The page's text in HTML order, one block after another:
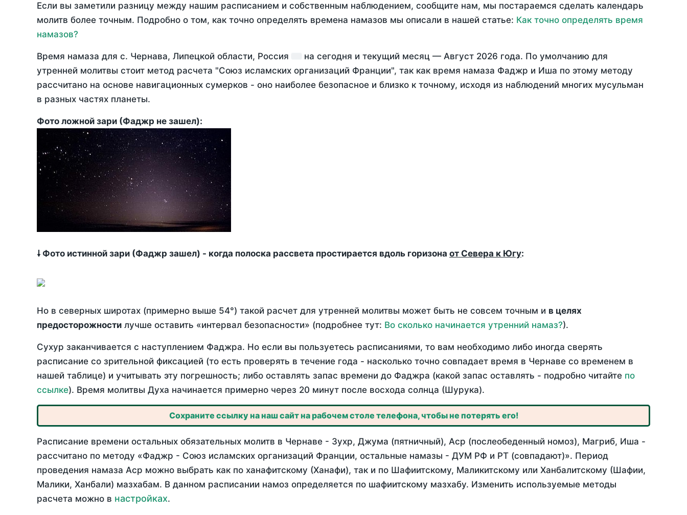
Если вы заметили разницу между нашим расписанием и собственным наблюдением, сообщите нам, мы постараемся сделать календарь
молитв более точным. Подробно о том, как точно определять времена намазов мы описали в нашей статье: Как точно определять время
намазов?
Время намаза для с. Чернава, Липецкой области, Россия на сегодня и текущий месяц — Август 2026 года. По умолчанию для
утренней молитвы стоит метод расчета "Союз исламских организаций Франции", так как время намаза Фаджр и Иша по этому методу
рассчитано на основе навигационных сумерков - оно наиболее безопасное и близко к точному, исходя из наблюдений многих мусульман
в разных частях планеты.
Фото ложной зари (Фаджр не зашел):
🠗 Фото истинной зари (Фаджр зашел) - когда полоска рассвета простирается вдоль горизона от Севера к Югу:
Но в северных широтах (примерно выше 54°) такой расчет для утренней молитвы может быть не совсем точным и в целях
предосторожности лучше оставить «интервал безопасности» (подробнее тут: Во сколько начинается утренний намаз?).
Сухур заканчивается с наступлением Фаджра. Но если вы пользуетесь расписаниями, то вам необходимо либо иногда сверять
расписание со зрительной фиксацией (то есть проверять в течение года - насколько точно совпадает время в Чернаве со временем в
нашей таблице) и учитывать эту погрешность; либо оставлять запас времени до Фаджра (какой запас оставлять - подробно читайте по
ссылке). Время молитвы Духа начинается примерно через 20 минут после восхода солнца (Шурука).
Сохраните ссылку на наш сайт на рабочем столе телефона, чтобы не потерять его!
Расписание времени остальных обязательных молитв в Чернаве - Зухр, Джума (пятничный), Аср (послеобеденный номоз), Магриб, Иша -
рассчитано по методу «Фаджр - Союз исламских организаций Франции, остальные намазы - ДУМ РФ и РТ (совпадают)». Период
проведения намаза Аср можно выбрать как по ханафитскому (Ханафи), так и по Шафиитскому, Маликитскому или Ханбалитскому (Шафии,
Малики, Ханбали) мазхабам. В данном расписании намоз определяется по шафиитскому мазхабу. Изменить используемые методы
расчета можно в настройках.